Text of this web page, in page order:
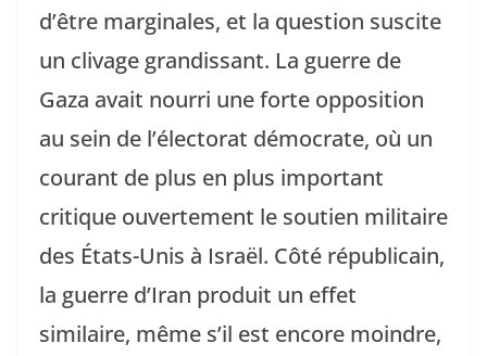
d’être marginales, et la question suscite
un clivage grandissant. La guerre de
Gaza avait nourri une forte opposition
au sein de l’électorat démocrate, où un
courant de plus en plus important
critique ouvertement le soutien militaire
des États-Unis à Israël. Côté républicain,
la guerre d’Iran produit un effet
similaire, même s’il est encore moindre,